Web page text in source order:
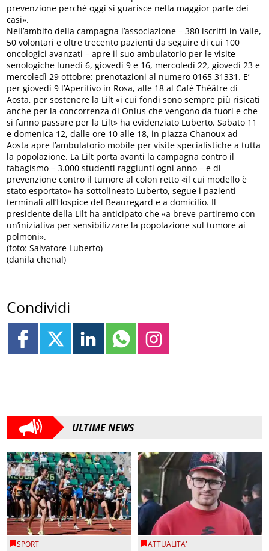
prevenzione perché oggi si guarisce nella maggior parte dei
casi».
Nell’ambito della campagna l’associazione – 380 iscritti in Valle,
50 volontari e oltre trecento pazienti da seguire di cui 100
oncologici avanzati – apre il suo ambulatorio per le visite
senologiche lunedì 6, giovedì 9 e 16, mercoledì 22, giovedì 23 e
mercoledì 29 ottobre: prenotazioni al numero 0165 31331. E’
per giovedì 9 l’Aperitivo in Rosa, alle 18 al Café Théâtre di
Aosta, per sostenere la Lilt «i cui fondi sono sempre più risicati
anche per la concorrenza di Onlus che vengono da fuori e che
si fanno passare per la Lilt» ha evidenziato Luberto. Sabato 11
e domenica 12, dalle ore 10 alle 18, in piazza Chanoux ad
Aosta apre l’ambulatorio mobile per visite specialistiche a tutta
la popolazione. La Lilt porta avanti la campagna contro il
tabagismo – 3.000 studenti raggiunti ogni anno – e di
prevenzione contro il tumore al colon retto «il cui modello è
stato esportato» ha sottolineato Luberto, segue i pazienti
terminali all’Hospice del Beauregard e a domicilio. Il
presidente della Lilt ha anticipato che «a breve partiremo con
un’iniziativa per sensibilizzare la popolazione sul tumore ai
polmoni».
(foto: Salvatore Luberto)
(danila chenal)
Condividi
ULTIME NEWS
SPORT ATTUALITA'